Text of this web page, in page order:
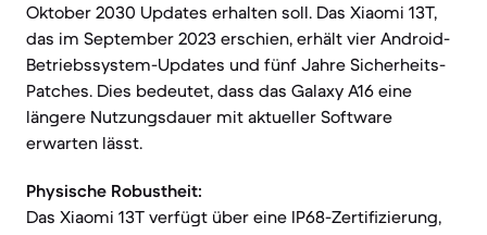
Oktober 2030 Updates erhalten soll. Das Xiaomi 13T,
das im September 2023 erschien, erhält vier Android-
Betriebssystem-Updates und fünf Jahre Sicherheits-
Patches. Dies bedeutet, dass das Galaxy A16 eine
längere Nutzungsdauer mit aktueller Software
erwarten lässt.
Physische Robustheit:
Das Xiaomi 13T verfügt über eine IP68-Zertifizierung,